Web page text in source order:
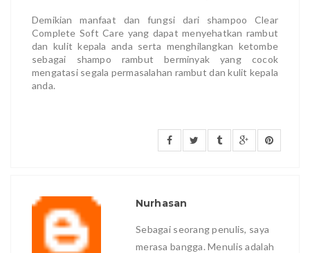
Demikian manfaat dan fungsi dari shampoo Clear
Complete Soft Care yang dapat menyehatkan rambut
dan kulit kepala anda serta menghilangkan ketombe
sebagai shampo rambut berminyak yang cocok
mengatasi segala permasalahan rambut dan kulit kepala
anda.
Nurhasan
Sebagai seorang penulis, saya
merasa bangga. Menulis adalah